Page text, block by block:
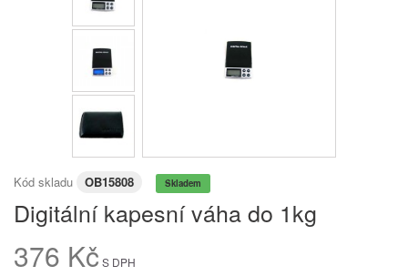
Kód skladu OB15808 Skladem
Digitální kapesní váha do 1kg
376 Kč S DPH